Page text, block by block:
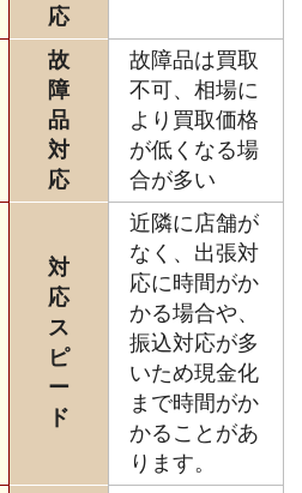
応
故
障
品
対
応
故障品は買取
不可、相場に
より買取価格
が低くなる場
合が多い
対
応
ス
ピ
ー
ド
近隣に店舗が
なく、出張対
応に時間がか
かる場合や、
振込対応が多
いため現金化
まで時間がか
かることがあ
ります。